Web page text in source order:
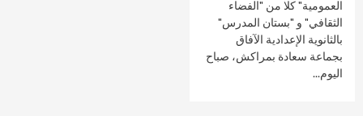
العمومية" كلا من "الفضاء
الثقافي" و "بستان المدرس"
بالثانوية الإعدادية الآفاق
بجماعة سعادة بمراكش، صباح
اليوم...